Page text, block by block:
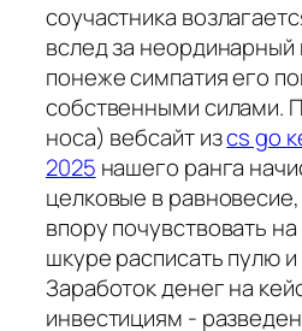
соучастника
вслед за
понеже симпатия его
собственными силами.
носа) вебсайт изcs go
2025 нашего ранга
целковые в
впору почувствовать
шкуре расписать пулю
Заработок денег на
инвестициям -